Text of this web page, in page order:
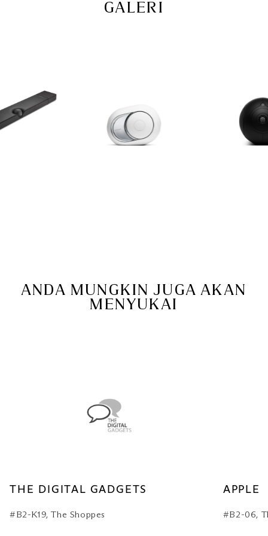
GALERI
ANDA MUNGKIN JUGA AKAN
MENYUKAI
THE DIGITAL GADGETS
#B2-K19, The Shoppes
APPLE
#B2-06,